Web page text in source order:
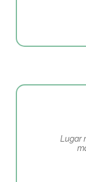
Lugar